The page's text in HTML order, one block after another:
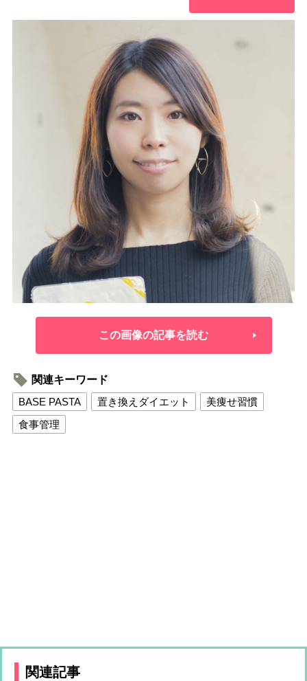
この画像の記事を読む
関連キーワード
BASE PASTA
置き換えダイエット
美痩せ習慣
食事管理
関連記事